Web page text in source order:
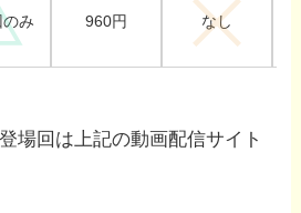
み 960円 なし
場回は上記の動画配信サイト